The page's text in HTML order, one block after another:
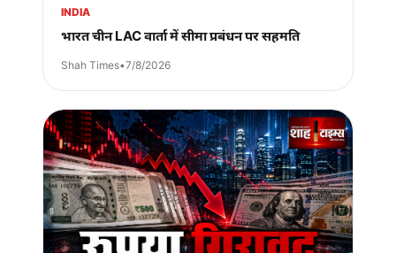
INDIA
भारत चीन LAC वार्ता में सीमा प्रबंधन पर सहमति
Shah Times•7/8/2026